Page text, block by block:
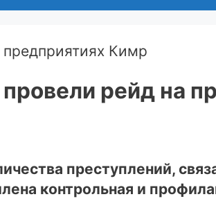
рейд на
преступлений,
контрольная и